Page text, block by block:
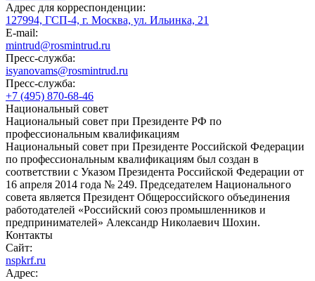
Адрес для корреспонденции:
127994, ГСП-4, г. Москва, ул. Ильинка, 21
E-mail:
mintrud@rosmintrud.ru
Пресс-служба:
isyanovams@rosmintrud.ru
Пресс-служба:
+7 (495) 870-68-46
Национальный совет
Национальный совет при Президенте РФ по
профессиональным квалификациям
Национальный совет при Президенте Российской Федерации
по профессиональным квалификациям был создан в
соответствии с Указом Президента Российской Федерации от
16 апреля 2014 года № 249. Председателем Национального
совета является Президент Общероссийского объединения
работодателей «Российский союз промышленников и
предпринимателей» Александр Николаевич Шохин.
Контакты
Сайт:
nspkrf.ru
Адрес: